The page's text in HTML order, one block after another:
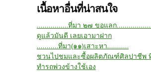
เนื้อหาอื่นที่น่าสนใจ
….............ที่มา ๒๗ ขอแลก
ดูแล้วมันดี เลยเอามาฝาก
...........ที่มา(๑๑)เสาะหา...........
ชวนไปชมและซื้อผลิตภัณฑ์ศิลปาชีพ
ทำรถพ่วงข้างใช้เอง